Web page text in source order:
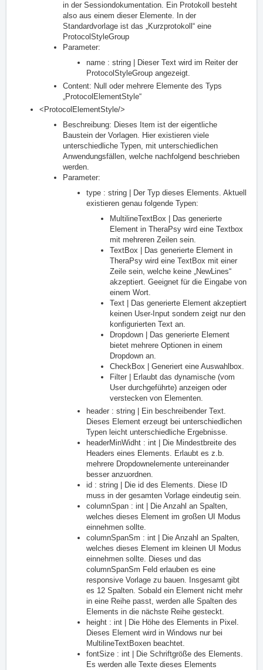
in der Sessiondokumentation. Ein Protokoll besteht
also aus einem dieser Elemente. In der
Standardvorlage ist das „Kurzprotokoll“ eine
ProtocolStyleGroup
Parameter:
name : string | Dieser Text wird im Reiter der
ProtocolStyleGroup angezeigt.
Content: Null oder mehrere Elemente des Typs
„ProtocolElementStyle“
<ProtocolElementStyle/>
Beschreibung: Dieses Item ist der eigentliche
Baustein der Vorlagen. Hier existieren viele
unterschiedliche Typen, mit unterschiedlichen
Anwendungsfällen, welche nachfolgend beschrieben
werden.
Parameter:
type : string | Der Typ dieses Elements. Aktuell
existieren genau folgende Typen:
MultilineTextBox | Das generierte
Element in TheraPsy wird eine Textbox
mit mehreren Zeilen sein.
TextBox | Das generierte Element in
TheraPsy wird eine TextBox mit einer
Zeile sein, welche keine „NewLines“
akzeptiert. Geeignet für die Eingabe von
einem Wort.
Text | Das generierte Element akzeptiert
keinen User-Input sondern zeigt nur den
konfigurierten Text an.
Dropdown | Das generierte Element
bietet mehrere Optionen in einem
Dropdown an.
CheckBox | Generiert eine Auswahlbox.
Filter | Erlaubt das dynamische (vom
User durchgeführte) anzeigen oder
verstecken von Elementen.
header : string | Ein beschreibender Text.
Dieses Element erzeugt bei unterschiedlichen
Typen leicht unterschiedliche Ergebnisse.
headerMinWidht : int | Die Mindestbreite des
Headers eines Elements. Erlaubt es z.b.
mehrere Dropdownelemente untereinander
besser anzuordnen.
id : string | Die id des Elements. Diese ID
muss in der gesamten Vorlage eindeutig sein.
columnSpan : int | Die Anzahl an Spalten,
welches dieses Element im großen UI Modus
einnehmen sollte.
columnSpanSm : int | Die Anzahl an Spalten,
welches dieses Element im kleinen UI Modus
einnehmen sollte. Dieses und das
columnSpanSm Feld erlauben es eine
responsive Vorlage zu bauen. Insgesamt gibt
es 12 Spalten. Sobald ein Element nicht mehr
in eine Reihe passt, werden alle Spalten des
Elements in die nächste Reihe gesteckt.
height : int | Die Höhe des Elements in Pixel.
Dieses Element wird in Windows nur bei
MultilineTextBoxen beachtet.
fontSize : int | Die Schriftgröße des Elements.
Es werden alle Texte dieses Elements